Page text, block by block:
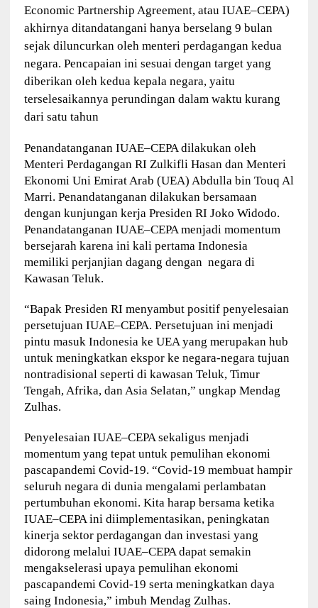
Economic Partnership Agreement, atau IUAE–CEPA)
akhirnya ditandatangani hanya berselang 9 bulan
sejak diluncurkan oleh menteri perdagangan kedua
negara. Pencapaian ini sesuai dengan target yang
diberikan oleh kedua kepala negara, yaitu
terselesaikannya perundingan dalam waktu kurang
dari satu tahun
Penandatanganan IUAE–CEPA dilakukan oleh
Menteri Perdagangan RI Zulkifli Hasan dan Menteri
Ekonomi Uni Emirat Arab (UEA) Abdulla bin Touq Al
Marri. Penandatanganan dilakukan bersamaan
dengan kunjungan kerja Presiden RI Joko Widodo.
Penandatanganan IUAE–CEPA menjadi momentum
bersejarah karena ini kali pertama Indonesia
memiliki perjanjian dagang dengan negara di
Kawasan Teluk.
“Bapak Presiden RI menyambut positif penyelesaian
persetujuan IUAE–CEPA. Persetujuan ini menjadi
pintu masuk Indonesia ke UEA yang merupakan hub
untuk meningkatkan ekspor ke negara-negara tujuan
nontradisional seperti di kawasan Teluk, Timur
Tengah, Afrika, dan Asia Selatan,” ungkap Mendag
Zulhas.
Penyelesaian IUAE–CEPA sekaligus menjadi
momentum yang tepat untuk pemulihan ekonomi
pascapandemi Covid-19. “Covid-19 membuat hampir
seluruh negara di dunia mengalami perlambatan
pertumbuhan ekonomi. Kita harap bersama ketika
IUAE–CEPA ini diimplementasikan, peningkatan
kinerja sektor perdagangan dan investasi yang
didorong melalui IUAE–CEPA dapat semakin
mengakselerasi upaya pemulihan ekonomi
pascapandemi Covid-19 serta meningkatkan daya
saing Indonesia,” imbuh Mendag Zulhas.